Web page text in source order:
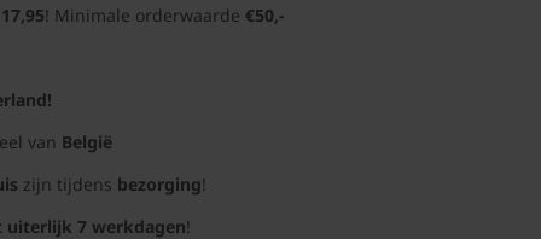
! Minimale orderwaarde €50,-
van België
zijn tijdens bezorging!
uiterlijk 7 werkdagen!